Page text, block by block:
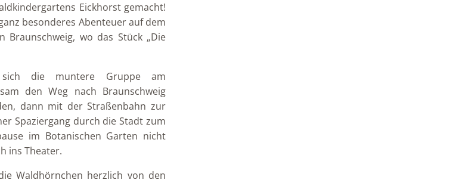
Eickhorst gemacht!
besonderes Abenteuer auf dem
Braunschweig, wo das Stück „Die
die muntere Gruppe am
den Weg nach Braunschweig
dann mit der Straßenbahn zur
Spaziergang durch die Stadt zum
im Botanischen Garten nicht
ins Theater.
Waldhörnchen herzlich von den